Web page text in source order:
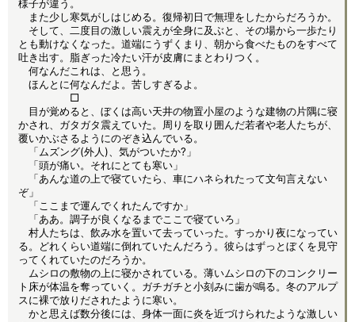
様子が違う。
また少し寒気がしはじめる。復帰初日で無理をしたからだろうか。
そして、二度目の激しい震えが全身に及ぶと、その場から一歩たり
とも動けなくなった。道端にうずくまり、朝から食べたものをすべて
吐き出す。脂ぎった冷たい汗が皮膚にまとわりつく。
何なんだこれは、と思う。
ほんとに何なんだよ。苦しすぎるよ。
□
目が覚めると、ぼくは高い天井の物置小屋のような建物の片隅に寝
かされ、ガタガタ震えていた。周りを取り囲んだ若者や老人たちが、
覆いかぶさるようにのぞき込んでいる。
「ムズング(外人)、気がついたか?」
「頭が痛い。それにとても寒い」
「あんな道の上で寝ていたら、車にハネられたって文句言えない
ぞ」
「ここまで運んでくれたんですか」
「ああ。調子が良くなるまでここで寝ていろ」
村人たちは、飲み水を置いて去っていった。すっかり夜になってい
る。どれくらい道端に倒れていたんだろう。彼らはずっとぼくを見守
ってくれていたのだろうか。
ムシロの敷物の上に寝かされている。薄いムシロの下のコンクリー
ト床が体温を奪っていく。ガチガチと小刻みに歯が鳴る。冬のアルプ
スに裸で放りだされたように寒い。
かと思えば数分後には、身体一面に炎を近づけられたような激しい